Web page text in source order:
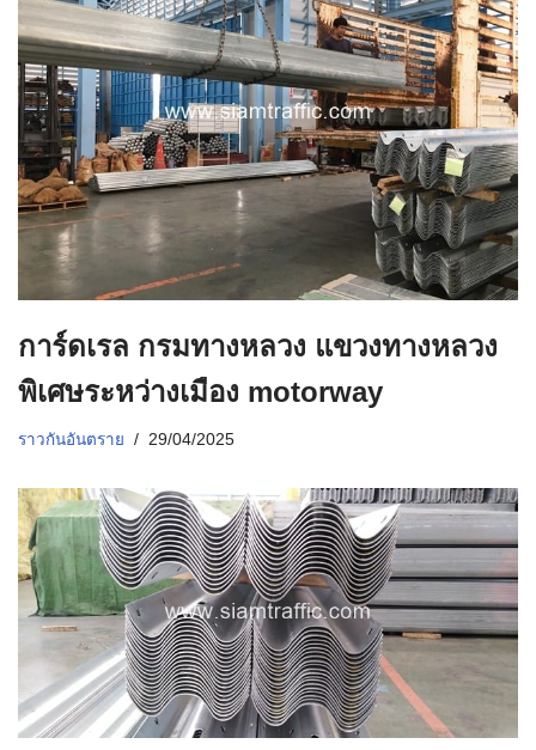
การ์ดเรล กรมทางหลวง แขวงทางหลวง
พิเศษระหว่างเมือง motorway
ราวกันอันตราย 29/04/2025